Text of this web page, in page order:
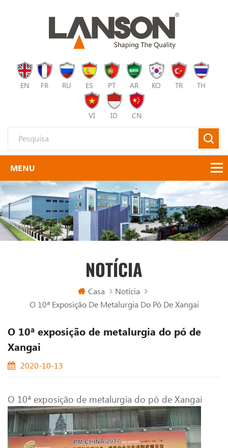
EN FR RU ES PT AR KO TR TH
VI ID CN
NOTÍCIA
Casa
Notícia
O 10ª Exposição De Metalurgia Do Pó De Xangai
O 10ª exposição de metalurgia do pó de
Xangai
2020-10-13
O 10ª exposição de metalurgia do pó de Xangai